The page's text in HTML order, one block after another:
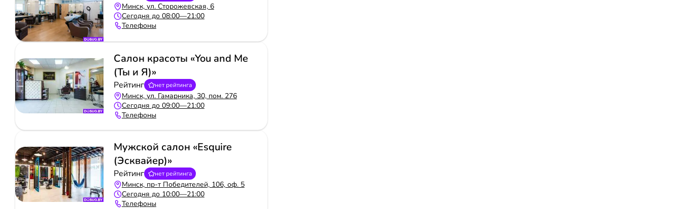
Минск, ул. Сторожевская, 6
Сегодня до 08:00—21:00
Телефоны
Салон красоты «You and Me
(Ты и Я)»
Рейтинг нет рейтинга
Минск, ул. Гамарника, 30, пом. 276
Сегодня до 09:00—21:00
Телефоны
Мужской салон «Esquire
(Эсквайер)»
Рейтинг нет рейтинга
Минск, пр-т Победителей, 106, оф. 5
Сегодня до 10:00—21:00
Телефоны